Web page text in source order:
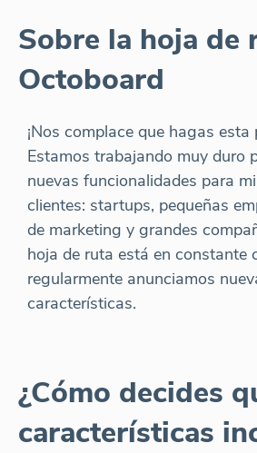
Sobre la hoja de
Octoboard
¡Nos complace que hagas esta
Estamos trabajando muy duro
nuevas funcionalidades para
clientes: startups, pequeñas
de marketing y grandes
hoja de ruta está en constante
regularmente anunciamos
características.
¿Cómo decides
características